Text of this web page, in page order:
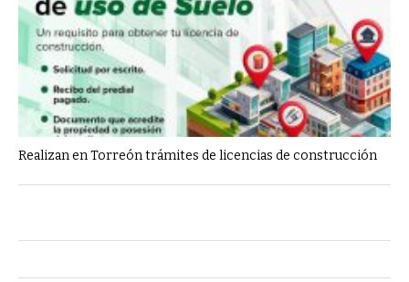
Realizan en Torreón trámites de licencias de construcción